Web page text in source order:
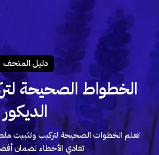
دليـل المتحـف
الخطواط الصحيحة
الديكور
تعلم الخطوات الصحيحة لتركيب وتثبيت
تفادي الأخطاء لضمان